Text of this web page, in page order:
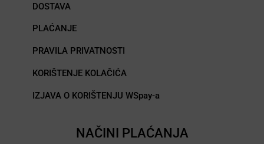
DOSTAVA
PLAĆANJE
PRAVILA PRIVATNOSTI
KORIŠTENJE KOLAČIĆA
IZJAVA O KORIŠTENJU WSpay-a
NAČINI PLAĆANJA